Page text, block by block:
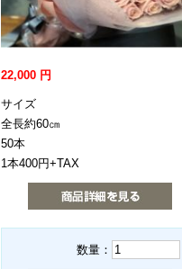
22,000 円
サイズ
全長約60㎝
50本
1本400円+TAX
数量：